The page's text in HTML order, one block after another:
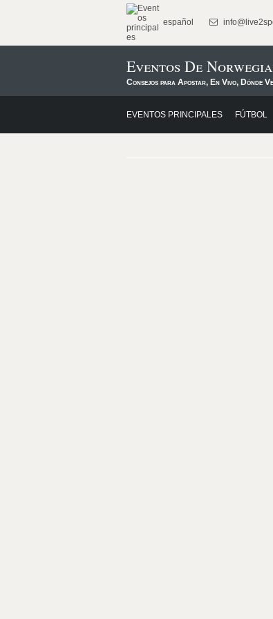
español
Eventos De
Consejos para Apostar, En Vivo, Dónde
EVENTOS PRINCIPALES FÚTBOL